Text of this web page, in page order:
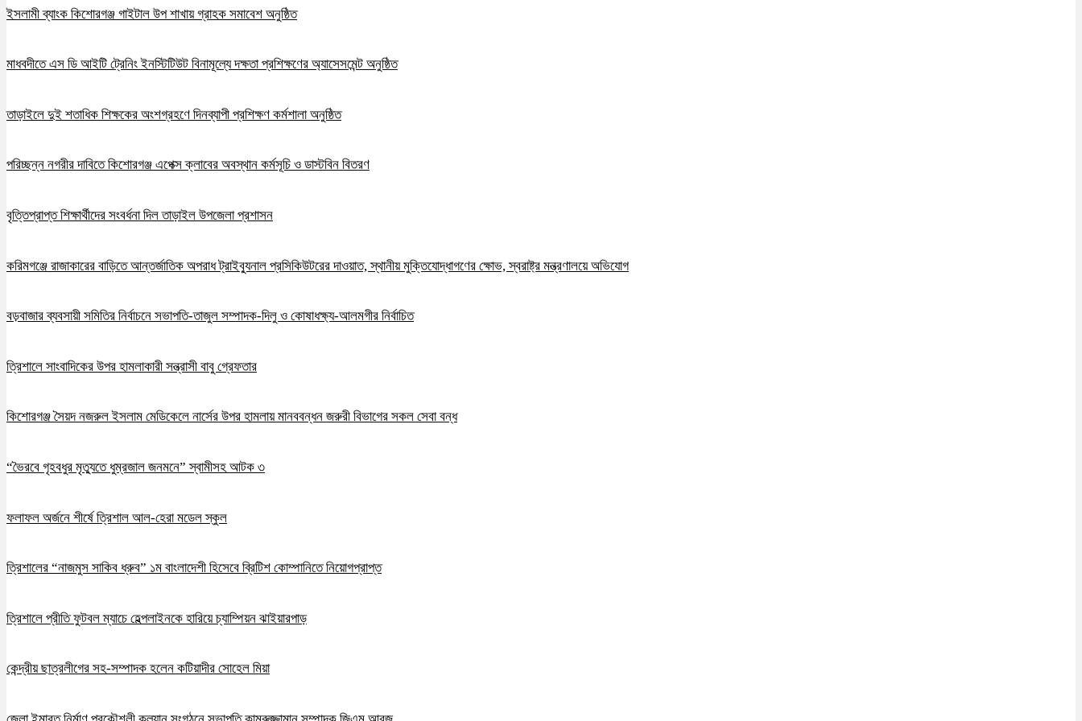
ইসলামী ব্যাংক কিশোরগঞ্জ গাইটাল উপ শাখায় গ্রাহক সমাবেশ অনুষ্ঠিত
মাধবদীতে এস ডি আইটি ট্রেনিং ইনস্টিটিউট বিনামূল্যে দক্ষতা প্রশিক্ষণের অ্যাসেসমেন্ট অনুষ্ঠিত
তাড়াইলে দুই শতাধিক শিক্ষকের অংশগ্রহণে দিনব্যাপী প্রশিক্ষণ কর্মশালা অনুষ্ঠিত
পরিচ্ছন্ন নগরীর দাবিতে কিশোরগঞ্জ এপেক্স ক্লাবের অবস্থান কর্মসূচি ও ডাস্টবিন বিতরণ
বৃত্তিপ্রাপ্ত শিক্ষার্থীদের সংবর্ধনা দিল তাড়াইল উপজেলা প্রশাসন
করিমগঞ্জে রাজাকারের বাড়িতে আন্তর্জাতিক অপরাধ ট্রাইব্যুনাল প্রসিকিউটরের দাওয়াত, স্থানীয় মুক্তিযোদ্ধাগণের ক্ষোভ, স্বরাষ্ট্র মন্ত্রণালয়ে অভিযোগ
বড়বাজার ব্যবসায়ী সমিতির নির্বাচনে সভাপতি-তাজুল সম্পাদক-দিলু ও কোষাধক্ষ্য-আলমগীর নির্বাচিত
ত্রিশালে সাংবাদিকের উপর হামলাকারী সন্ত্রাসী বাবু গ্রেফতার
কিশোরগঞ্জ সৈয়দ নজরুল ইসলাম মেডিকেলে নার্সের উপর হামলায় মানববন্ধন জরুরী বিভাগের সকল সেবা বন্ধ
“ভৈরবে গৃহবধুর মৃত্যুতে ধুম্রজাল জনমনে” স্বামীসহ আটক ৩
ফলাফল অর্জনে শীর্ষে ত্রিশাল আল-হেরা মডেল স্কুল
ত্রিশালের “নাজমুস সাকিব ধ্রুব” ১ম বাংলাদেশী হিসেবে ব্রিটিশ কোম্পানিতে নিয়োগপ্রাপ্ত
ত্রিশালে প্রীতি ফুটবল ম্যাচে হেল্পলাইনকে হারিয়ে চ্যাম্পিয়ন ঝাইয়ারপাড়
কেন্দ্রীয় ছাত্রলীগের সহ-সম্পাদক হলেন কটিয়াদীর সোহেল মিয়া